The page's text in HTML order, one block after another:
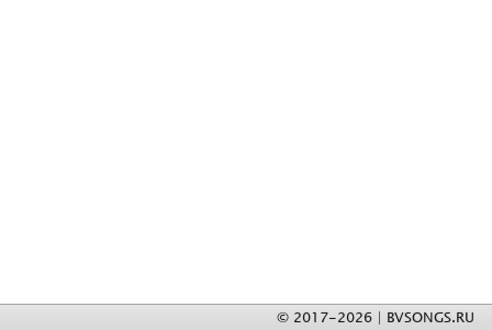
© 2017-2026 | BVSONGS.RU